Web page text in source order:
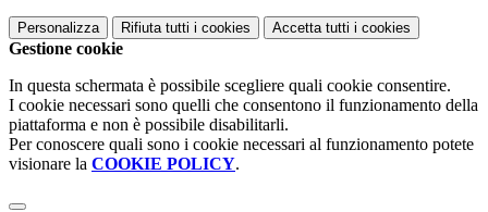
Personalizza Rifiuta tutti i cookies Accetta tutti i cookies
Gestione cookie
In questa schermata è possibile scegliere quali cookie consentire.
I cookie necessari sono quelli che consentono il funzionamento della
piattaforma e non è possibile disabilitarli.
Per conoscere quali sono i cookie necessari al funzionamento potete
visionare la COOKIE POLICY.